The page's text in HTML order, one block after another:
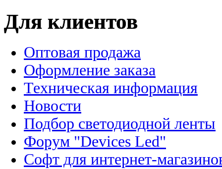
Для клиентов
Оптовая продажа
Оформление заказа
Техническая информация
Новости
Подбор светодиодной ленты
Форум "Devices Led"
Софт для интернет-